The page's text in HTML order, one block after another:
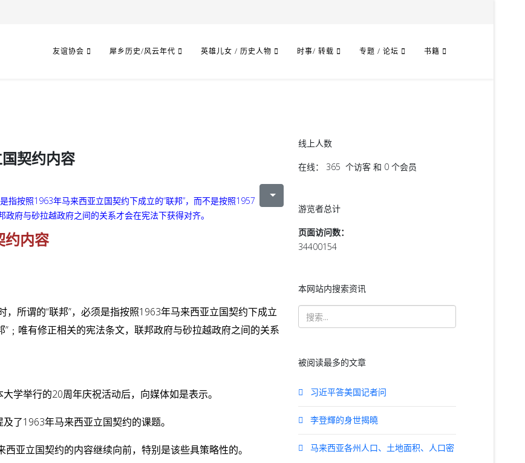
友谊协会 犀乡历史/风云年代 英雄儿女 / 历史人物 时事/ 转载 专题 / 论坛 书籍
契约内容
指按照1963年马来西亚立国契约下成立的“联邦”，而不是按照1957
府与砂拉越政府之间的关系才会在宪法下获得对齐。
约内容
，所谓的“联邦”，必须是指按照1963年马来西亚立国契约下成立
”﹔唯有修正相关的宪法条文，联邦政府与砂拉越政府之间的关系
学举行的20周年庆祝活动后，向媒体如是表示。
了1963年马来西亚立国契约的课题。
亚立国契约的内容继续向前，特别是该些具策略性的。
线上人数
在线： 365 个访客 和 0 个会员
游览者总计
页面访问数：
34400154
本网站内搜索资讯
被阅读最多的文章
习近平答美国记者问
李登輝的身世揭曉
马来西亚各州人口、土地面积、人口密